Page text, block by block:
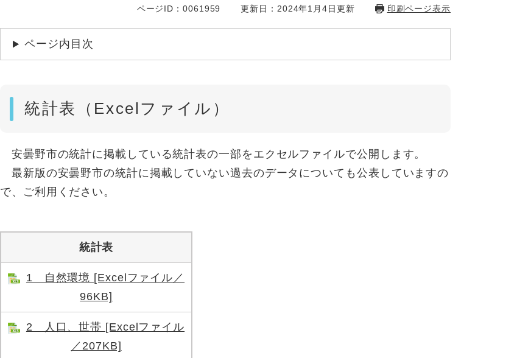
ページID：0061959 更新日：2024年1月4日更新 印刷ページ表示
ページ内目次
統計表（Excelファイル）
安曇野市の統計に掲載している統計表の一部をエクセルファイルで公開します。
最新版の安曇野市の統計に掲載していない過去のデータについても公表していますの
で、ご利用ください。
統計表
1 自然環境 [Excelファイル／
96KB]
2 人口、世帯 [Excelファイル
／207KB]